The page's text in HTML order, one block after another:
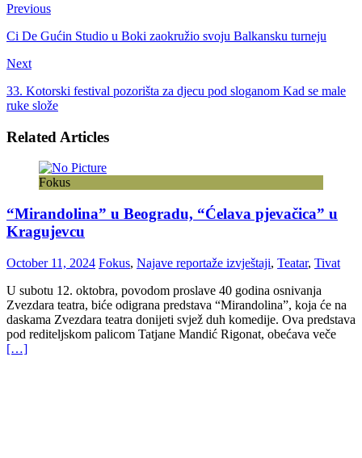
Previous
Ci De Gućin Studio u Boki zaokružio svoju Balkansku turneju
Next
33. Kotorski festival pozorišta za djecu pod sloganom Kad se male
ruke slože
Related Articles
Fokus
“Mirandolina” u Beogradu, “Ćelava pjevačica” u
Kragujevcu
October 11, 2024 Fokus, Najave reportaže izvještaji, Teatar, Tivat
U subotu 12. oktobra, povodom proslave 40 godina osnivanja
Zvezdara teatra, biće odigrana predstava “Mirandolina”, koja će na
daskama Zvezdara teatra donijeti svjež duh komedije. Ova predstava
pod rediteljskom palicom Tatjane Mandić Rigonat, obećava veče
[…]